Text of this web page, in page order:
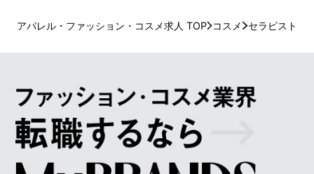
アパレル・ファッション・コスメ求人 TOP コスメ セラピスト